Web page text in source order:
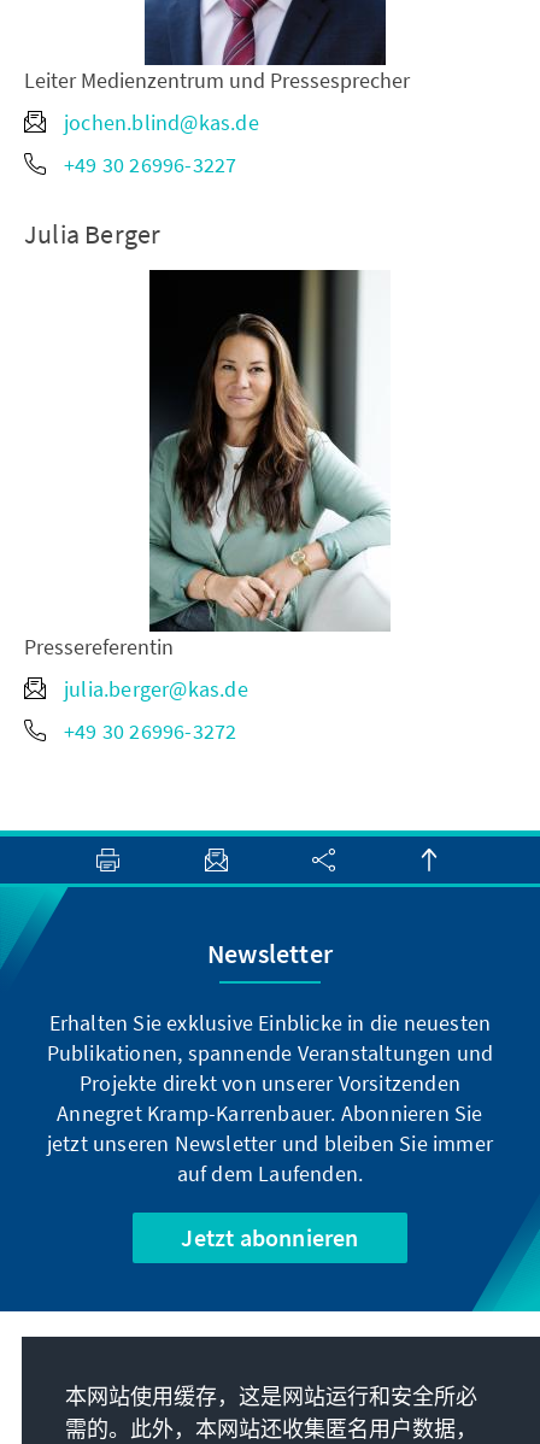
Leiter Medienzentrum und Pressesprecher
jochen.blind@kas.de
+49 30 26996-3227
Julia Berger
Pressereferentin
julia.berger@kas.de
+49 30 26996-3272
Newsletter
Erhalten Sie exklusive Einblicke in die neuesten
Publikationen, spannende Veranstaltungen und
Projekte direkt von unserer Vorsitzenden
Annegret Kramp-Karrenbauer. Abonnieren Sie
jetzt unseren Newsletter und bleiben Sie immer
auf dem Laufenden.
Jetzt abonnieren
联系
本网站使用缓存，这是网站运行和安全所必
需的。此外，本网站还收集匿名用户数据，